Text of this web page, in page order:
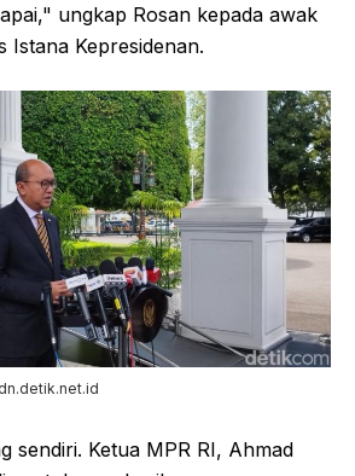
ungkap Rosan kepada awak
Istana Kepresidenan.
sendiri. Ketua MPR RI, Ahmad